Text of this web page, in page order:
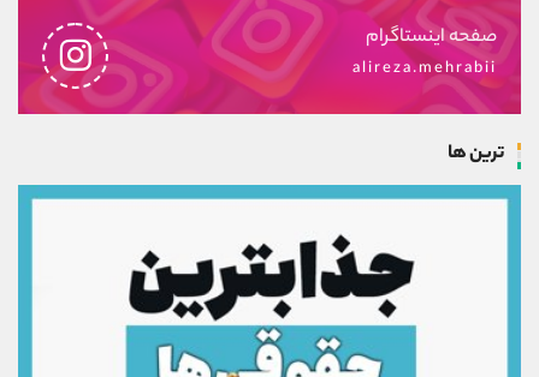
صفحه اینستاگرام
alireza.mehrabii
ترین ها